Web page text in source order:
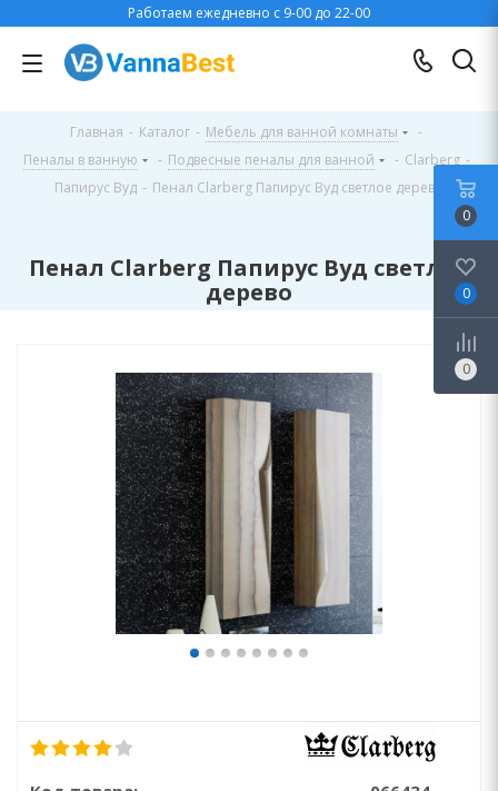
Работаем ежедневно с 9-00 до 22-00
Главная - Каталог - Мебель для ванной комнаты
-
Пеналы в ванную
- Подвесные пеналы для ванной - Clarberg -
Папирус Вуд - Пенал Clarberg Папирус Вуд светлое дерево
Пенал Clarberg Папирус Вуд светлое
дерево
0
0
0